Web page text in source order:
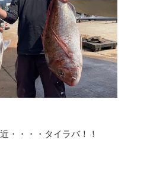
・・・・タイラバ！！